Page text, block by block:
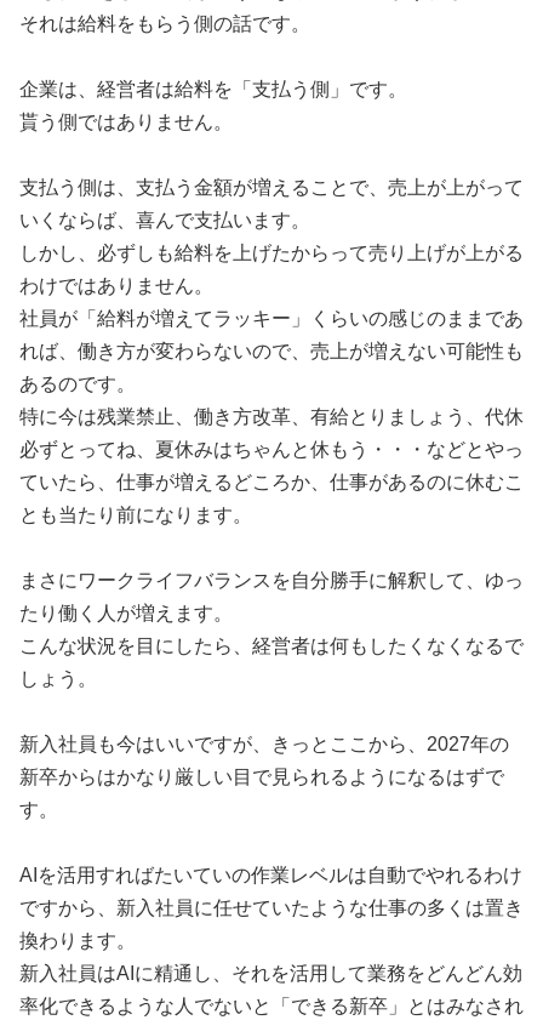
それは給料をもらう側の話です。
企業は、経営者は給料を「支払う側」です。
貰う側ではありません。
支払う側は、支払う金額が増えることで、売上が上がって
いくならば、喜んで支払います。
しかし、必ずしも給料を上げたからって売り上げが上がる
わけではありません。
社員が「給料が増えてラッキー」くらいの感じのままであ
れば、働き方が変わらないので、売上が増えない可能性も
あるのです。
特に今は残業禁止、働き方改革、有給とりましょう、代休
必ずとってね、夏休みはちゃんと休もう・・・などとやっ
ていたら、仕事が増えるどころか、仕事があるのに休むこ
とも当たり前になります。
まさにワークライフバランスを自分勝手に解釈して、ゆっ
たり働く人が増えます。
こんな状況を目にしたら、経営者は何もしたくなくなるで
しょう。
新入社員も今はいいですが、きっとここから、2027年の
新卒からはかなり厳しい目で見られるようになるはずで
す。
AIを活用すればたいていの作業レベルは自動でやれるわけ
ですから、新入社員に任せていたような仕事の多くは置き
換わります。
新入社員はAIに精通し、それを活用して業務をどんどん効
率化できるような人でないと「できる新卒」とはみなされ